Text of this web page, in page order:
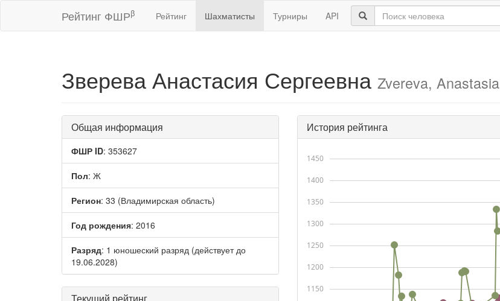
Рейтинг ФШРβ Рейтинг Шахматисты Турниры API
Зверева Анастасия Сергеевна Zvereva, Anastasia
Общая информация
ФШР ID: 353627
Пол: Ж
Регион: 33 (Владимирская область)
Год рождения: 2016
Разряд: 1 юношеский разряд (действует до
19.06.2028)
История рейтинга
1150
1200
1250
1300
1350
1400
1450